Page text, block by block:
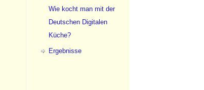
Wie kocht man mit der
Deutschen Digitalen
Küche?
Ergebnisse